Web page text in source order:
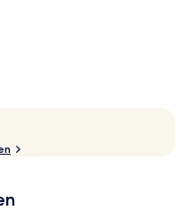
Lage sehr gut.